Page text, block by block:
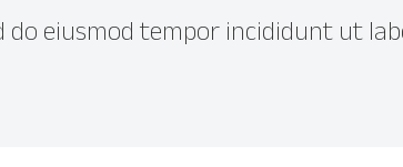
do eiusmod tempor incididunt ut